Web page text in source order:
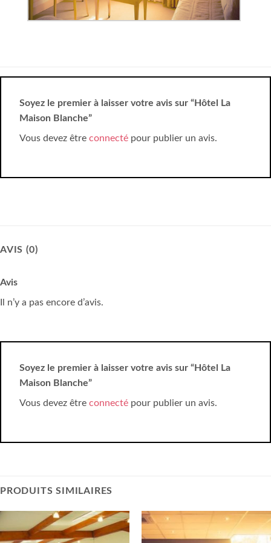
Soyez le premier à laisser votre avis sur “Hôtel La
Maison Blanche”
Vous devez être connecté pour publier un avis.
AVIS (0)
Avis
Il n’y a pas encore d’avis.
Soyez le premier à laisser votre avis sur “Hôtel La
Maison Blanche”
Vous devez être connecté pour publier un avis.
PRODUITS SIMILAIRES